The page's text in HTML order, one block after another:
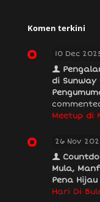
Komen terkini
10 Dec
di Sunway
Meetup di
26 Nov
Mula,
Pena Hijau
Hari Di